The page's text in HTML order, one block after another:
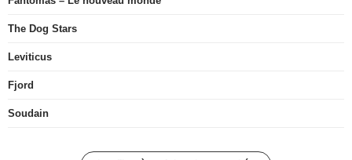
The Dog Stars
Leviticus
Fjord
Soudain